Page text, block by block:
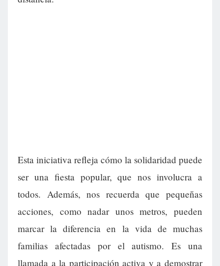
Esta iniciativa refleja cómo la solidaridad puede
ser una fiesta popular, que nos involucra a
todos. Además, nos recuerda que pequeñas
acciones, como nadar unos metros, pueden
marcar la diferencia en la vida de muchas
familias afectadas por el autismo. Es una
llamada a la participación activa y a demostrar